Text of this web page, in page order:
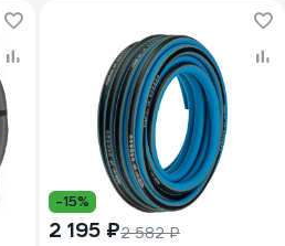
-15%
2 195 ₽2 582 ₽